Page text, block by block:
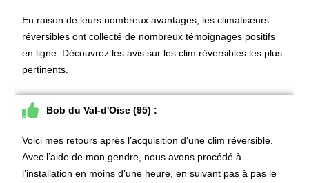
En raison de leurs nombreux avantages, les climatiseurs
réversibles ont collecté de nombreux témoignages positifs
en ligne. Découvrez les avis sur les clim réversibles les plus
pertinents.
Bob du Val-d'Oise (95) :
Voici mes retours après l’acquisition d’une clim réversible.
Avec l’aide de mon gendre, nous avons procédé à
l’installation en moins d’une heure, en suivant pas à pas le